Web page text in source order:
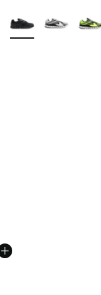
Plus de couleurs